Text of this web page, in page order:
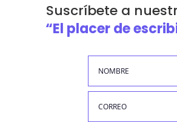
Suscríbete a
“El placer de